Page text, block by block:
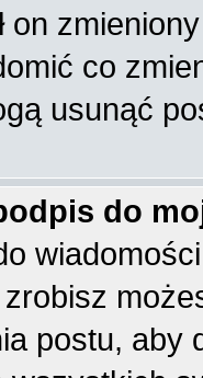
on
co
usunąć
do
zrobisz
postu,